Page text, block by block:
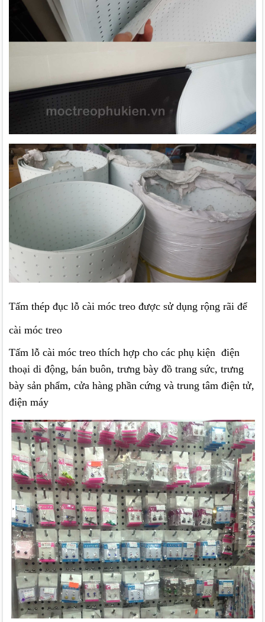
Tấm thép đục lỗ cài móc treo được sử dụng rộng rãi để
cài móc treo
Tấm lỗ cài móc treo thích hợp cho các phụ kiện điện
thoại di động, bán buôn, trưng bày đồ trang sức, trưng
bày sản phẩm, cửa hàng phần cứng và trung tâm điện tử,
điện máy